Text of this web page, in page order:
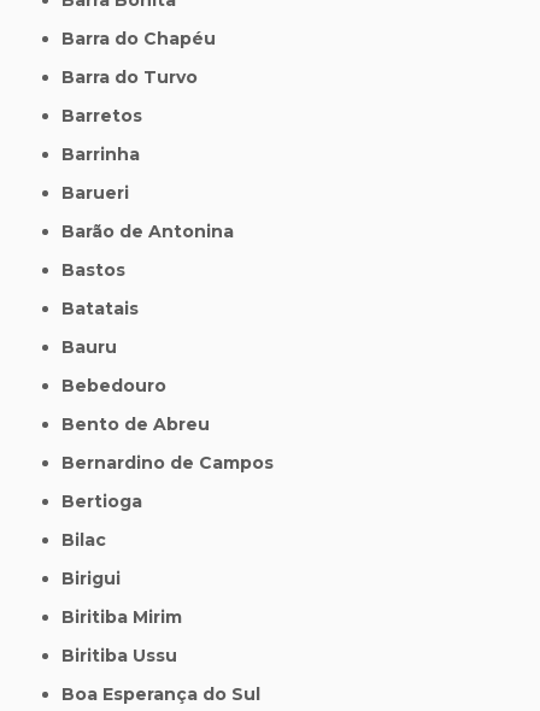
Barra do Chapéu
Barra do Turvo
Barretos
Barrinha
Barueri
Barão de Antonina
Bastos
Batatais
Bauru
Bebedouro
Bento de Abreu
Bernardino de Campos
Bertioga
Bilac
Birigui
Biritiba Mirim
Biritiba Ussu
Boa Esperança do Sul